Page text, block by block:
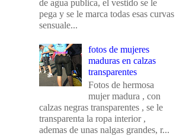
de agua publica, el vestido se le
pega y se le marca todas esas curvas
sensuale...
fotos de mujeres
maduras en calzas
transparentes
Fotos de hermosa
mujer madura , con
calzas negras transparentes , se le
transparenta la ropa interior ,
ademas de unas nalgas grandes, r...